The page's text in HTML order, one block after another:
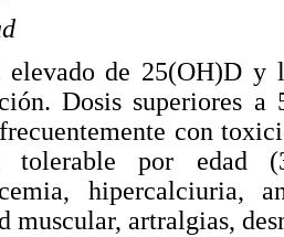
de 25(OH)D y
Dosis superiores a
con
tolerable por edad
hipercalciuria,
muscular, artralgias,